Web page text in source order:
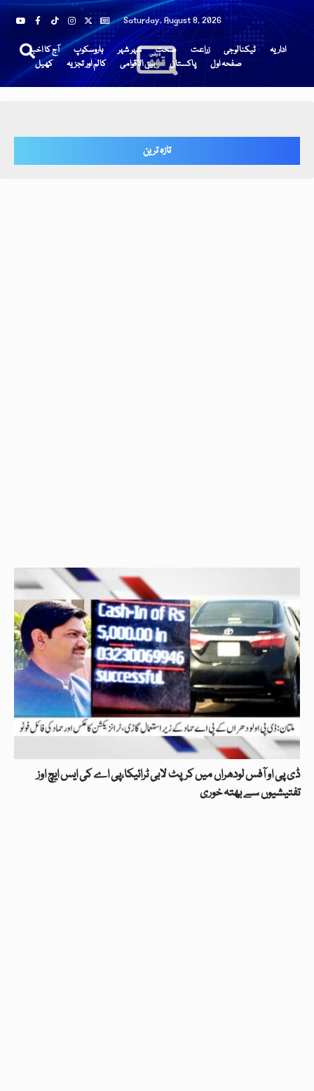
Saturday, August 8, 2026
آج کا اخبار ہاروسکوپ شہر شہر صحت زراعت ٹیکنالوجی
اداریہ
کھیل
کالم اور تجزیہ بین الاقوامی پاکستان صفحہ اول
تازہ ترین
ڈی پی او آفس لودھراں میں کرپٹ لابی ٹرائیکا،پی اے کی ایس ایچ اوز
تفتیشیوں سے بھتہ خوری